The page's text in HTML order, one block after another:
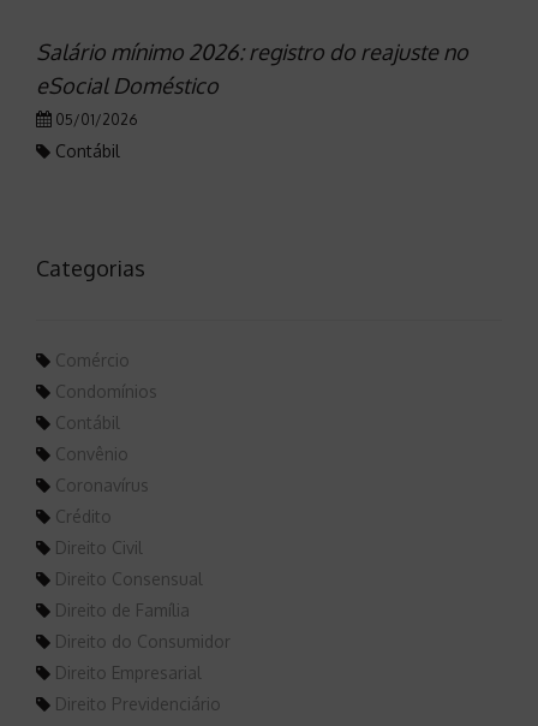
Salário mínimo 2026: registro do reajuste no
eSocial Doméstico
05/01/2026
Contábil
Categorias
Comércio
Condomínios
Contábil
Convênio
Coronavírus
Crédito
Direito Civil
Direito Consensual
Direito de Família
Direito do Consumidor
Direito Empresarial
Direito Previdenciário